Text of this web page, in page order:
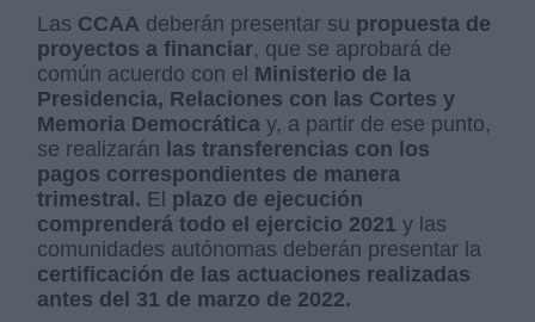
Las CCAA deberán presentar su propuesta de
proyectos a financiar, que se aprobará de
común acuerdo con el Ministerio de la
Presidencia, Relaciones con las Cortes y
Memoria Democrática y, a partir de ese punto,
se realizarán las transferencias con los
pagos correspondientes de manera
trimestral. El plazo de ejecución
comprenderá todo el ejercicio 2021 y las
comunidades autónomas deberán presentar la
certificación de las actuaciones realizadas
antes del 31 de marzo de 2022.